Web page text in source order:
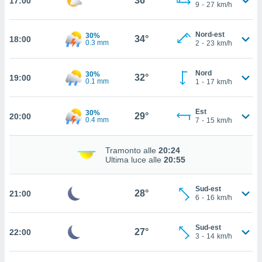
a piè
web.
cookie
9 - 27 km/h
18:00
30%
0.3 mm
34°
Nord-est
2 - 23 km/h
19:00
30%
0.1 mm
32°
Nord
1 - 17 km/h
20:00
30%
0.4 mm
29°
Est
7 - 15 km/h
Tramonto alle 20:24
Ultima luce alle 20:55
21:00 28°
Sud-est
6 - 16 km/h
22:00 27°
Sud-est
3 - 14 km/h